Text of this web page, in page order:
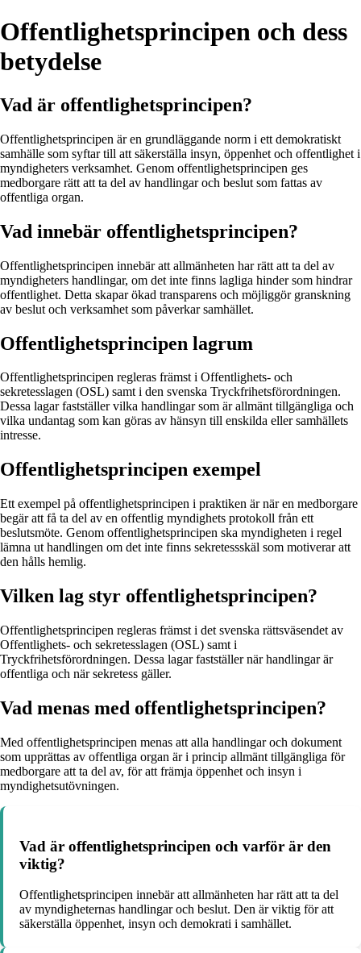
Offentlighetsprincipen och dess
betydelse
Vad är offentlighetsprincipen?
Offentlighetsprincipen är en grundläggande norm i ett demokratiskt
samhälle som syftar till att säkerställa insyn, öppenhet och offentlighet i
myndigheters verksamhet. Genom offentlighetsprincipen ges
medborgare rätt att ta del av handlingar och beslut som fattas av
offentliga organ.
Vad innebär offentlighetsprincipen?
Offentlighetsprincipen innebär att allmänheten har rätt att ta del av
myndigheters handlingar, om det inte finns lagliga hinder som hindrar
offentlighet. Detta skapar ökad transparens och möjliggör granskning
av beslut och verksamhet som påverkar samhället.
Offentlighetsprincipen lagrum
Offentlighetsprincipen regleras främst i Offentlighets- och
sekretesslagen (OSL) samt i den svenska Tryckfrihetsförordningen.
Dessa lagar fastställer vilka handlingar som är allmänt tillgängliga och
vilka undantag som kan göras av hänsyn till enskilda eller samhällets
intresse.
Offentlighetsprincipen exempel
Ett exempel på offentlighetsprincipen i praktiken är när en medborgare
begär att få ta del av en offentlig myndighets protokoll från ett
beslutsmöte. Genom offentlighetsprincipen ska myndigheten i regel
lämna ut handlingen om det inte finns sekretessskäl som motiverar att
den hålls hemlig.
Vilken lag styr offentlighetsprincipen?
Offentlighetsprincipen regleras främst i det svenska rättsväsendet av
Offentlighets- och sekretesslagen (OSL) samt i
Tryckfrihetsförordningen. Dessa lagar fastställer när handlingar är
offentliga och när sekretess gäller.
Vad menas med offentlighetsprincipen?
Med offentlighetsprincipen menas att alla handlingar och dokument
som upprättas av offentliga organ är i princip allmänt tillgängliga för
medborgare att ta del av, för att främja öppenhet och insyn i
myndighetsutövningen.
Vad är offentlighetsprincipen och varför är den
viktig?
Offentlighetsprincipen innebär att allmänheten har rätt att ta del
av myndigheternas handlingar och beslut. Den är viktig för att
säkerställa öppenhet, insyn och demokrati i samhället.